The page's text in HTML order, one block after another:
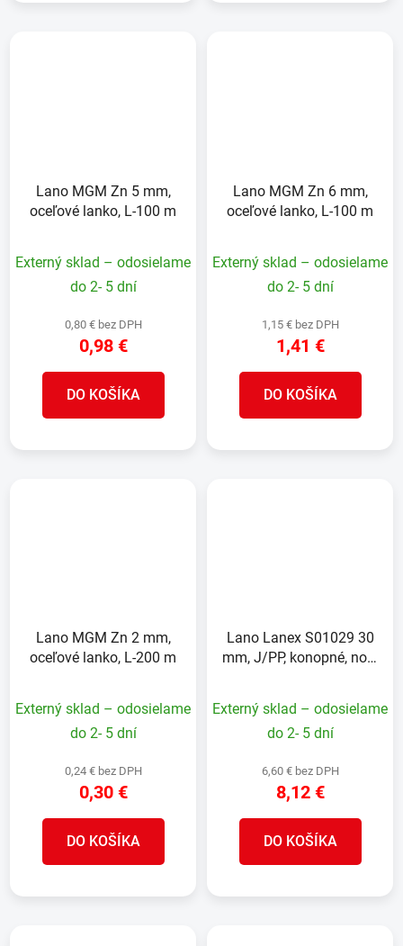
Lano MGM Zn 5 mm,
oceľové lanko, L-100 m
Externý sklad – odosielame
do 2- 5 dní
0,80 € bez DPH
0,98 €
DO KOŠÍKA
Lano MGM Zn 6 mm,
oceľové lanko, L-100 m
Externý sklad – odosielame
do 2- 5 dní
1,15 € bez DPH
1,41 €
DO KOŠÍKA
Lano MGM Zn 2 mm,
oceľové lanko, L-200 m
Externý sklad – odosielame
do 2- 5 dní
0,24 € bez DPH
0,30 €
DO KOŠÍKA
Lano Lanex S01029 30
mm, J/PP, konopné, nos.
Externý sklad – odosielame
do 2- 5 dní
6,60 € bez DPH
8,12 €
DO KOŠÍKA